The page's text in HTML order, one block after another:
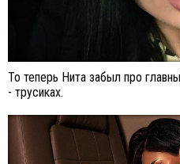
То теперь Нита забыл про
- трусиках.